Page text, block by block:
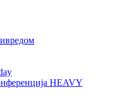
HEAVY